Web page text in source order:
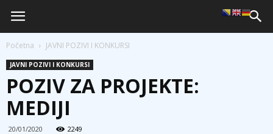
Početna JAVNI POZIVI I KONKURSI
JAVNI POZIVI I KONKURSI
POZIV ZA PROJEKTE:
MEDIJI
20/01/2020 2249